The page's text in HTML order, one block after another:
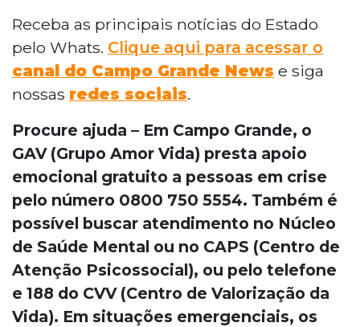
Receba as principais notícias do Estado
pelo Whats. Clique aqui para acessar o
canal do Campo Grande News e siga
nossas redes sociais.
Procure ajuda – Em Campo Grande, o
GAV (Grupo Amor Vida) presta apoio
emocional gratuito a pessoas em crise
pelo número 0800 750 5554. Também é
possível buscar atendimento no Núcleo
de Saúde Mental ou no CAPS (Centro de
Atenção Psicossocial), ou pelo telefone
e 188 do CVV (Centro de Valorização da
Vida). Em situações emergenciais, os